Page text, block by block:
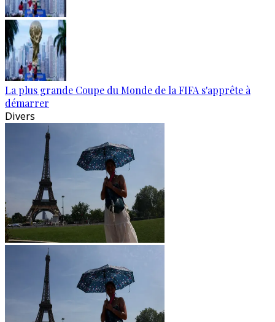
La plus grande Coupe du Monde de la FIFA s'apprête à
démarrer
Divers